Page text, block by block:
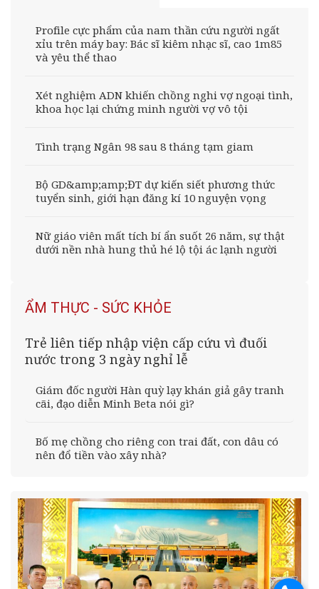
Profile cực phẩm của nam thần cứu người ngất
xỉu trên máy bay: Bác sĩ kiêm nhạc sĩ, cao 1m85
và yêu thể thao
Xét nghiệm ADN khiến chồng nghi vợ ngoại tình,
khoa học lại chứng minh người vợ vô tội
Tình trạng Ngân 98 sau 8 tháng tạm giam
Bộ GD&amp;amp;ĐT dự kiến siết phương thức
tuyển sinh, giới hạn đăng kí 10 nguyện vọng
Nữ giáo viên mất tích bí ẩn suốt 26 năm, sự thật
dưới nền nhà hung thủ hé lộ tội ác lạnh người
ẨM THỰC - SỨC KHỎE
Trẻ liên tiếp nhập viện cấp cứu vì đuối
nước trong 3 ngày nghỉ lễ
Giám đốc người Hàn quỳ lạy khán giả gây tranh
cãi, đạo diễn Minh Beta nói gì?
Bố mẹ chồng cho riêng con trai đất, con dâu có
nên đổ tiền vào xây nhà?